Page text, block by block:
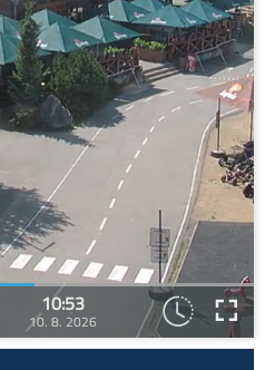
10:53
10. 8. 2026